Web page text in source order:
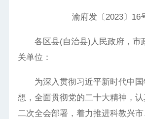
渝府发〔2023〕16
各区县(自治县)人民政府，市
关单位：
为深入贯彻习近平新时代中国
想，全面贯彻党的二十大精神，
二次全会部署，着力推进科教兴